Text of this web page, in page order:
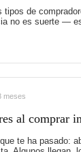
tipos de
no es suerte —
meses
al comprar
te ha pasado: